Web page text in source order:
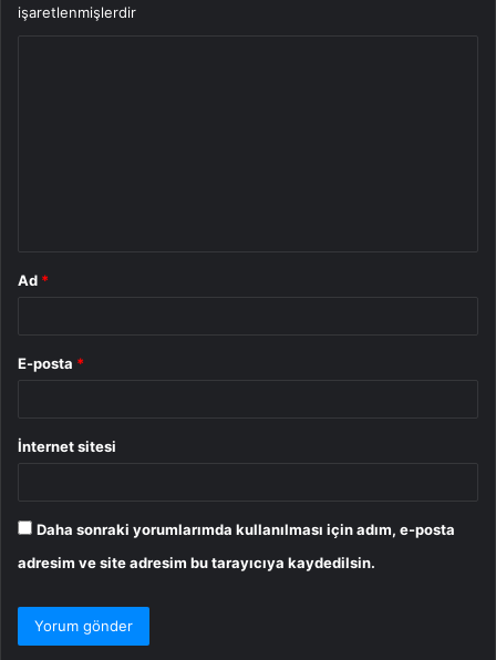
işaretlenmişlerdir
Ad *
E-posta *
İnternet sitesi
Daha sonraki yorumlarımda kullanılması için adım, e-posta
adresim ve site adresim bu tarayıcıya kaydedilsin.